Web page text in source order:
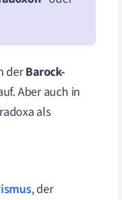
derBarock-
Aber auch in
als
, der